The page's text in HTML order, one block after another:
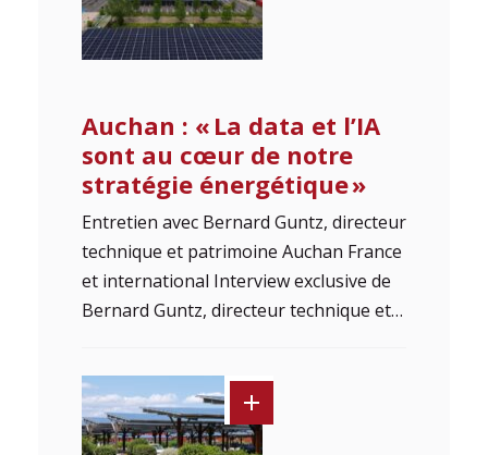
Auchan : « La data et l’IA
sont au cœur de notre
stratégie énergétique »
Entretien avec Bernard Guntz, directeur
technique et patrimoine Auchan France
et international Interview exclusive de
Bernard Guntz, directeur technique et…